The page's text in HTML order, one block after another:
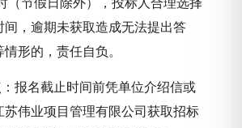
（节假日除外），投标人合理选择
间，逾期未获取造成无法提出答
形的，责任自负。
报名截止时间前凭单位介绍信或
苏伟业项目管理有限公司获取招标